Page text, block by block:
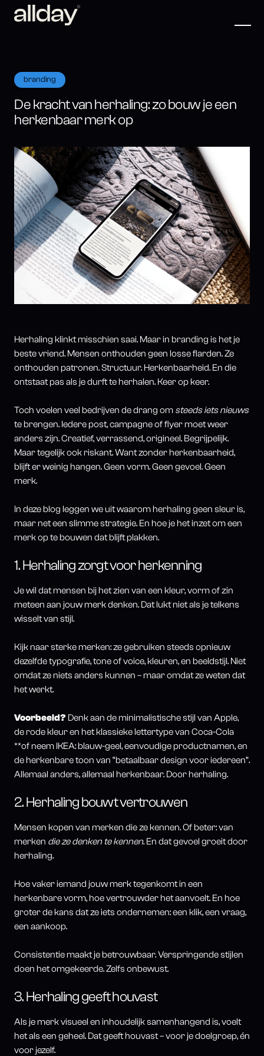
branding
De kracht van herhaling: zo bouw je een
herkenbaar merk op
Herhaling klinkt misschien saai. Maar in branding is het je
beste vriend. Mensen onthouden geen losse flarden. Ze
onthouden patronen. Structuur. Herkenbaarheid. En die
ontstaat pas als je durft te herhalen. Keer op keer.
Toch voelen veel bedrijven de drang om steeds iets nieuws
te brengen. Iedere post, campagne of flyer moet weer
anders zijn. Creatief, verrassend, origineel. Begrijpelijk.
Maar tegelijk ook riskant. Want zonder herkenbaarheid,
blijft er weinig hangen. Geen vorm. Geen gevoel. Geen
merk.
In deze blog leggen we uit waarom herhaling geen sleur is,
maar net een slimme strategie. En hoe je het inzet om een
merk op te bouwen dat blijft plakken.
1. Herhaling zorgt voor herkenning
Je wil dat mensen bij het zien van een kleur, vorm of zin
meteen aan jouw merk denken. Dat lukt niet als je telkens
wisselt van stijl.
Kijk naar sterke merken: ze gebruiken steeds opnieuw
dezelfde typografie, tone of voice, kleuren, en beeldstijl. Niet
omdat ze niets anders kunnen – maar omdat ze weten dat
het werkt.
Voorbeeld? Denk aan de minimalistische stijl van Apple,
de rode kleur en het klassieke lettertype van Coca-Cola
**of neem IKEA: blauw-geel, eenvoudige productnamen, en
de herkenbare toon van “betaalbaar design voor iedereen”.
Allemaal anders, allemaal herkenbaar. Door herhaling.
2. Herhaling bouwt vertrouwen
Mensen kopen van merken die ze kennen. Of beter: van
merken die ze denken te kennen. En dat gevoel groeit door
herhaling.
Hoe vaker iemand jouw merk tegenkomt in een
herkenbare vorm, hoe vertrouwder het aanvoelt. En hoe
groter de kans dat ze iets ondernemen: een klik, een vraag,
een aankoop.
Consistentie maakt je betrouwbaar. Verspringende stijlen
doen het omgekeerde. Zelfs onbewust.
3. Herhaling geeft houvast
Als je merk visueel en inhoudelijk samenhangend is, voelt
het als een geheel. Dat geeft houvast – voor je doelgroep, én
voor jezelf.